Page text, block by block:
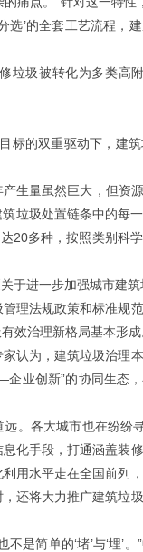
选’的全套工艺流程，
圾被转化为多类高
的双重驱动下，建
量虽然巨大，但资
垃圾处置链条中的每
20多种，按照类别科
进一步加强城市建筑
理法规政策和标准规
效治理新格局基本形
为，建筑垃圾治理
业创新”的协同生态
。各大城市也在纷纷
化手段，打通涵盖装
用水平走在全国前列
还将大力推广建筑垃
简单的‘堵’与‘埋’